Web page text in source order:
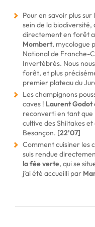
Pour en savoir plus
sein de la biodiversité,
directement en forêt
Mombert, mycologue
National de Franche-
Invertébrés. Nous
forêt, et plus
premier plateau du
Les champignons
caves ! Laurent Godot
reconverti en tant que
cultive des Shiitakes
Besançon. [22’07]
Comment cuisiner les
suis rendue
la fée verte, qui se
j’ai été accueilli par